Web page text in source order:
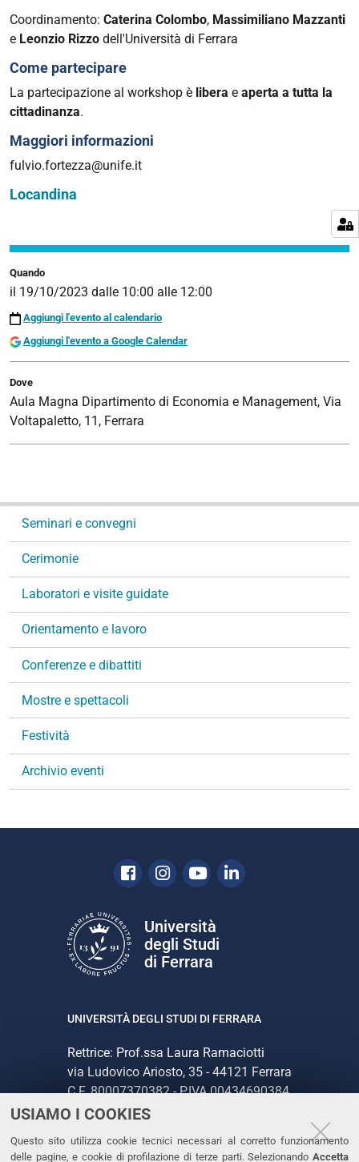
USIAMO I COOKIES
Questo sito utilizza cookie tecnici necessari al corretto funzionamento
delle pagine, e cookie di profilazione di terze parti. Selezionando Accetta
2023-
10-
19T12:00:00+02:00
Quando
il 19/10/2023 dalle 10:00 alle 12:00
Aggiungi l'evento al calendario
Aggiungi l'evento a Google Calendar
Dove
Aula Magna Dipartimento di Economia e Management, Via
Voltapaletto, 11, Ferrara
Coordinamento: Caterina Colombo, Massimiliano Mazzanti
e Leonzio Rizzo dell'Università di Ferrara
Come partecipare
La partecipazione al workshop è libera e aperta a tutta la
cittadinanza.
Maggiori informazioni
fulvio.fortezza@unife.it
Locandina
a
i
n
Seminari e convegni
Cerimonie
Laboratori e visite guidate
Orientamento e lavoro
Conferenze e dibattiti
Mostre e spettacoli
Festività
Archivio eventi
Facebook
Instagram
YoutubeLinkedin
Università
degli Studi
di Ferrara
UNIVERSITÀ DEGLI STUDI DI FERRARA
Rettrice: Prof.ssa Laura Ramaciotti
via Ludovico Ariosto, 35 - 44121 Ferrara
C.F. 80007370382 - P.IVA 00434690384
CONTATTI